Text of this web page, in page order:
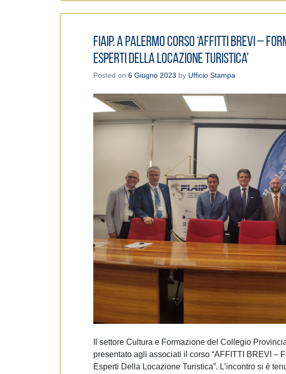
Fiaip. A Palermo corso ‘Affitti Brevi –
esperti della locazione turistica’
Posted on 6 Giugno 2023 by Ufficio Stampa
Il settore Cultura e Formazione del Collegio
presentato agli associati il corso “AFFITTI BREVI –
Esperti Della Locazione Turistica”. L’incontro si è